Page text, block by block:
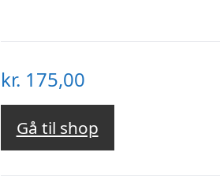
kr. 175,00
Gå til shop